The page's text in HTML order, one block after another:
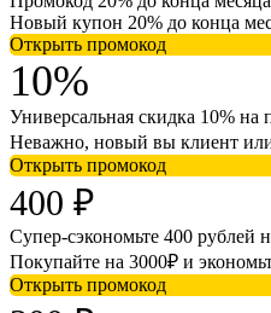
Новый купон 20% до конца
Открыть промокод
10%
Универсальная скидка 10% на
Неважно, новый вы клиент
Открыть промокод
400 ₽
Супер-сэкономьте 400 рублей
Покупайте на 3000₽ и
Открыть промокод